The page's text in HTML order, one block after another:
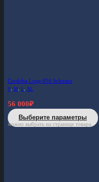
Cordoba Long-856 Schwarz
S, M, L, XL
56 000₽
Выберите параметры
можно выбрать на странице товара.